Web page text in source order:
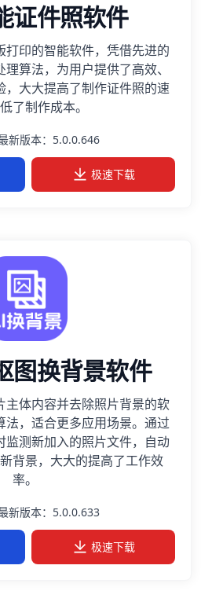
证件照软件
打印的智能软件，凭借先进的
算法，为用户提供了高效、
，大大提高了制作证件照的速
了制作成本。
新版本：5.0.0.646
极速下载
图换背景软件
主体内容并去除照片背景的软
法，适合更多应用场景。通过
监测新加入的照片文件，自动
背景，大大的提高了工作效
率。
新版本：5.0.0.633
极速下载